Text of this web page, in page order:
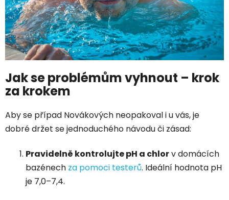
Jak se problémům vyhnout – krok
za krokem
Aby se případ Novákových neopakoval i u vás, je
dobré držet se jednoduchého návodu či zásad:
Pravidelně kontrolujte pH a chlorv domácích
bazénech za pomoci testerů. Ideální hodnota pH
je 7,0–7,4.